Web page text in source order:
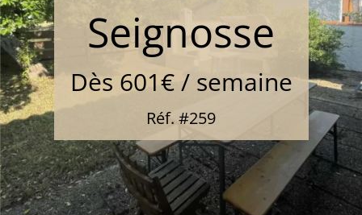
étoile(s)
Seignosse
Dès 601€ / semaine
Réf. #259